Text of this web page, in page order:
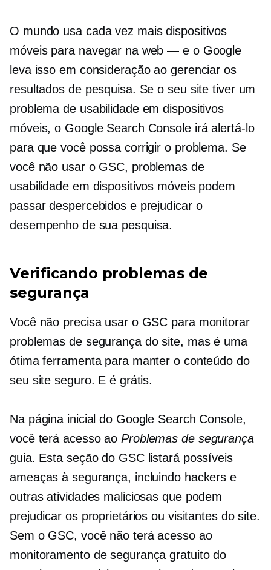
O mundo usa cada vez mais dispositivos
móveis para navegar na web — e o Google
leva isso em consideração ao gerenciar os
resultados de pesquisa. Se o seu site tiver um
problema de usabilidade em dispositivos
móveis, o Google Search Console irá alertá-lo
para que você possa corrigir o problema. Se
você não usar o GSC, problemas de
usabilidade em dispositivos móveis podem
passar despercebidos e prejudicar o
desempenho de sua pesquisa.
Verificando problemas de
segurança
Você não precisa usar o GSC para monitorar
problemas de segurança do site, mas é uma
ótima ferramenta para manter o conteúdo do
seu site seguro. E é grátis.
Na página inicial do Google Search Console,
você terá acesso ao Problemas de segurança
guia. Esta seção do GSC listará possíveis
ameaças à segurança, incluindo hackers e
outras atividades maliciosas que podem
prejudicar os proprietários ou visitantes do site.
Sem o GSC, você não terá acesso ao
monitoramento de segurança gratuito do